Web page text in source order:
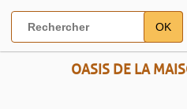
OASIS DE LA
OK